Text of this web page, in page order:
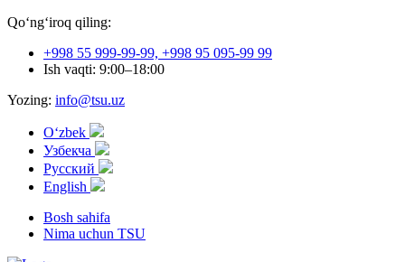
Qo‘ng‘iroq qiling:
+998 55 999-99-99, +998 95 095-99 99
Ish vaqti: 9:00–18:00
Yozing: info@tsu.uz
Oʻzbek
Узбекча
Русский
English
Bosh sahifa
Nima uchun TSU